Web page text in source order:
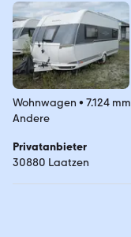
Wohnwagen • 7.124 mm
Andere
Privatanbieter
30880 Laatzen